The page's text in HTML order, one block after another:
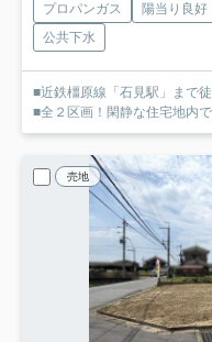
プロパンガス 陽当り良好
公共下水
■近鉄橿原線「石見駅」まで
■全２区画！閑静な住宅地内
売地